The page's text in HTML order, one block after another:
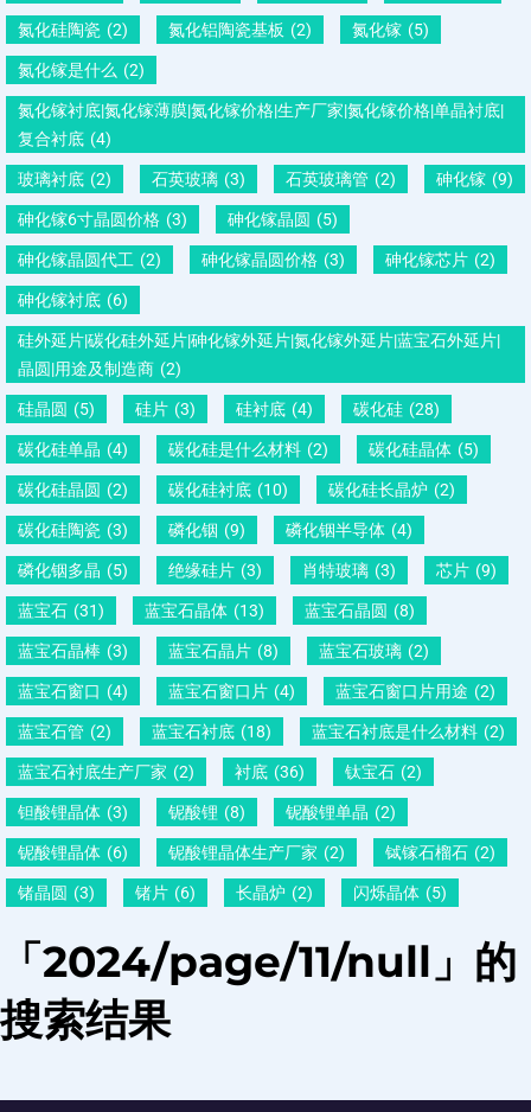
氮化硅陶瓷 (2) 氮化铝陶瓷基板 (2) 氮化镓 (5)
氮化镓是什么 (2)
氮化镓衬底|氮化镓薄膜|氮化镓价格|生产厂家|氮化镓价格|单晶衬底|
复合衬底 (4)
玻璃衬底 (2) 石英玻璃 (3) 石英玻璃管 (2) 砷化镓 (9)
砷化镓6寸晶圆价格 (3) 砷化镓晶圆 (5)
砷化镓晶圆代工 (2) 砷化镓晶圆价格 (3) 砷化镓芯片 (2)
砷化镓衬底 (6)
硅外延片|碳化硅外延片|砷化镓外延片|氮化镓外延片|蓝宝石外延片|
晶圆|用途及制造商 (2)
硅晶圆 (5) 硅片 (3) 硅衬底 (4) 碳化硅 (28)
碳化硅单晶 (4) 碳化硅是什么材料 (2) 碳化硅晶体 (5)
碳化硅晶圆 (2) 碳化硅衬底 (10) 碳化硅长晶炉 (2)
碳化硅陶瓷 (3) 磷化铟 (9) 磷化铟半导体 (4)
磷化铟多晶 (5) 绝缘硅片 (3) 肖特玻璃 (3) 芯片 (9)
蓝宝石 (31) 蓝宝石晶体 (13) 蓝宝石晶圆 (8)
蓝宝石晶棒 (3) 蓝宝石晶片 (8) 蓝宝石玻璃 (2)
蓝宝石窗口 (4) 蓝宝石窗口片 (4) 蓝宝石窗口片用途 (2)
蓝宝石管 (2) 蓝宝石衬底 (18) 蓝宝石衬底是什么材料 (2)
蓝宝石衬底生产厂家 (2) 衬底 (36) 钛宝石 (2)
钽酸锂晶体 (3) 铌酸锂 (8) 铌酸锂单晶 (2)
铌酸锂晶体 (6) 铌酸锂晶体生产厂家 (2) 铽镓石榴石 (2)
锗晶圆 (3) 锗片 (6) 长晶炉 (2) 闪烁晶体 (5)
「2024/page/11/null」的
搜索结果